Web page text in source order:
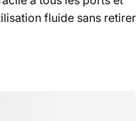
fluide sans retirer